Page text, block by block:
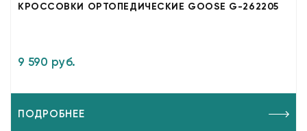
КРОССОВКИ ОРТОПЕДИЧЕСКИЕ GOOSE G-262205
9 590 руб.
ПОДРОБНЕЕ